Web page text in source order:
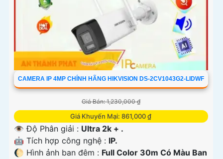
CAMERA IP 4MP CHÍNH HÃNG HIKVISION DS-2CV1043G2-LIDWF
Giá Bán: 1,230,000 ₫
Giá Khuyến Mại: 861,000 ₫
👁 Độ Phân giải : Ultra 2k + .
🤖️ Tích hợp công nghệ : IP.
🌔 Hình ảnh ban đêm : Full Color 30m Có Màu Ban